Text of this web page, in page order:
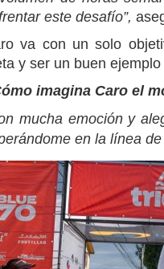
este desafío”,
va con un solo
y ser un buen
imagina Caro el
mucha emoción y
en la línea de